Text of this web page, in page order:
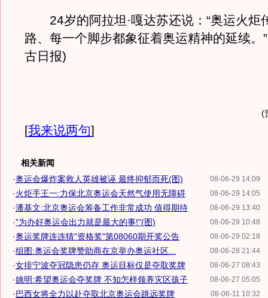
24岁的阿拉坦·嘎达苏还说：“奥运火炬
路、每一个脚步都象征着奥运精神的延续。
古日报)
(
[我来说两句]
相关新闻
08-06-29 14:09
·奥运会爆炸案救人英雄被诬 最终抑郁而死(图)
08-06-29 14:05
·火炬手王一:力保北京奥运会天然气使用无障碍
08-06-29 13:40
·潘基文:北京奥运会筹备工作非常成功 值得期待
08-06-29 10:48
·"为办好奥运会出力就是最大的事!"(图)
08-06-29 02:18
·奥运奖牌连连猜"资格奖"第08060期开奖公告
08-06-28 21:44
·组图:奥运会奖牌赞助商在京举办奥运社区...
08-06-27 08:43
·女排宁波夺冠隐患仍存 奥运目标仅是夺取奖牌
08-06-27 05:05
·姚明:希望奥运会夺奖牌 不知怎样领养灾区孩子
08-06-11 10:32
·巴西女将全力以赴夺取北京奥运会跳远奖牌